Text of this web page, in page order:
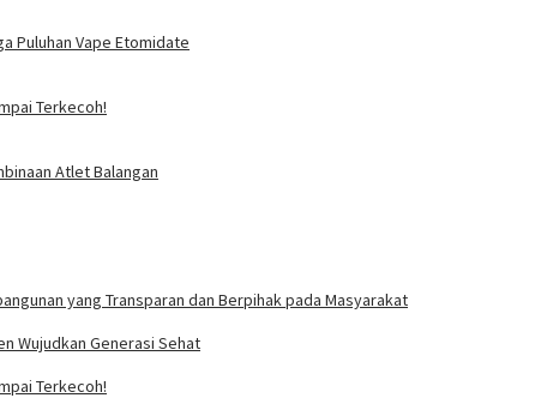
Puluhan Vape Etomidate
Terkecoh!
Atlet Balangan
yang Transparan dan Berpihak pada Masyarakat
Wujudkan Generasi Sehat
Terkecoh!